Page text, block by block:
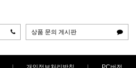
상품 문의 게시판